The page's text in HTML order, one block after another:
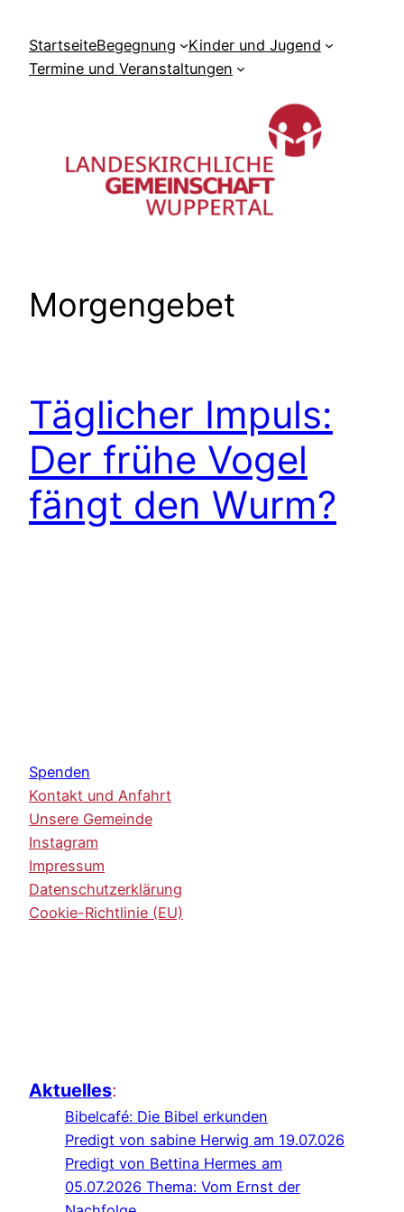
Inhalt
springen
StartseiteBegegnung
Kinder und Jugend
Termine und Veranstaltungen
Morgengebet
Täglicher Impuls:
Der frühe Vogel
fängt den Wurm?
Spenden
Kontakt und Anfahrt
Unsere Gemeinde
Instagram
Impressum
Datenschutzerklärung
Cookie-Richtlinie (EU)
Aktuelles:
Bibelcafé: Die Bibel erkunden
Predigt von sabine Herwig am 19.07.026
Predigt von Bettina Hermes am
05.07.2026 Thema: Vom Ernst der